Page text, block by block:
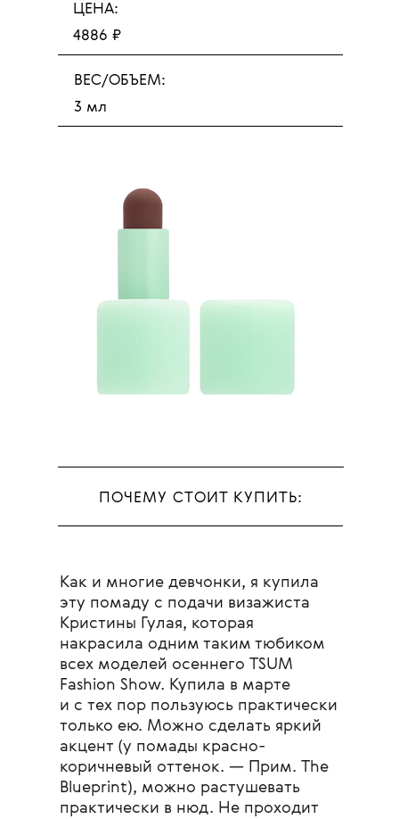
ЦЕНА:
4886 ₽
ВЕС/ОБЪЕМ:
3 мл
ПОЧЕМУ СТОИТ КУПИТЬ:
Как и многие девчонки, я купила
эту помаду с подачи визажиста
Кристины Гулая, которая
накрасила одним таким тюбиком
всех моделей осеннего TSUM
Fashion Show. Купила в марте
и с тех пор пользуюсь практически
только ею. Можно сделать яркий
акцент (у помады красно-
коричневый оттенок. — Прим. The
Blueprint), можно растушевать
практически в нюд. Не проходит